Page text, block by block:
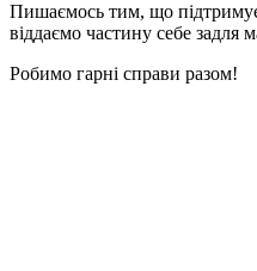
Пишаємось тим, що
віддаємо частину себе задля
Робимо гарні справи разом!